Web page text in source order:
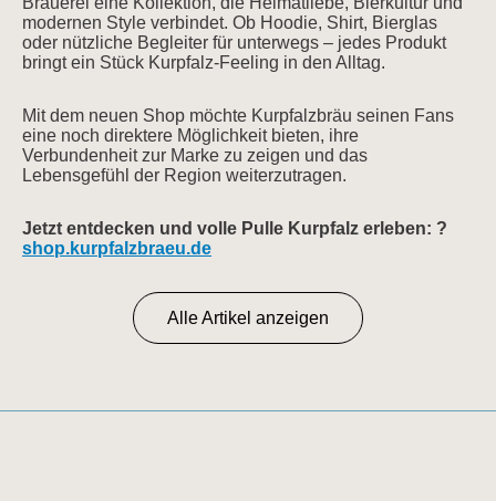
modernen Style verbindet. Ob Hoodie, Shirt, Bierglas
oder nützliche Begleiter für unterwegs – jedes Produkt
bringt ein Stück Kurpfalz‑Feeling in den Alltag.
Mit dem neuen Shop möchte Kurpfalzbräu seinen Fans
eine noch direktere Möglichkeit bieten, ihre
Verbundenheit zur Marke zu zeigen und das
Lebensgefühl der Region weiterzutragen.
Jetzt entdecken und volle Pulle Kurpfalz erleben: ?
shop.kurpfalzbraeu.de
Alle Artikel anzeigen